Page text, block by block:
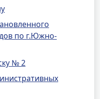
по г.Южно-
№ 2